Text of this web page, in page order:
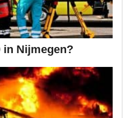
in Nijmegen?